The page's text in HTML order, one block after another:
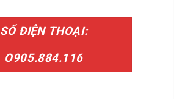
SỐ ĐIỆN THOẠI:
O905.884.116